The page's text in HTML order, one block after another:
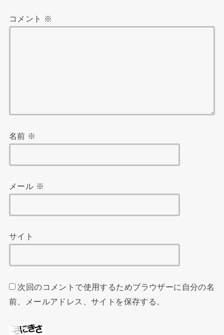
コメント ※
名前 ※
メール ※
サイト
次回のコメントで使用するためブラウザーに自分の名
前、メールアドレス、サイトを保存する。